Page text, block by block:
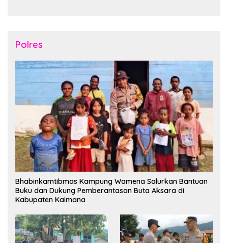
Polres
Bhabinkamtibmas Kampung Wamena Salurkan Bantuan
Buku dan Dukung Pemberantasan Buta Aksara di
Kabupaten Kaimana